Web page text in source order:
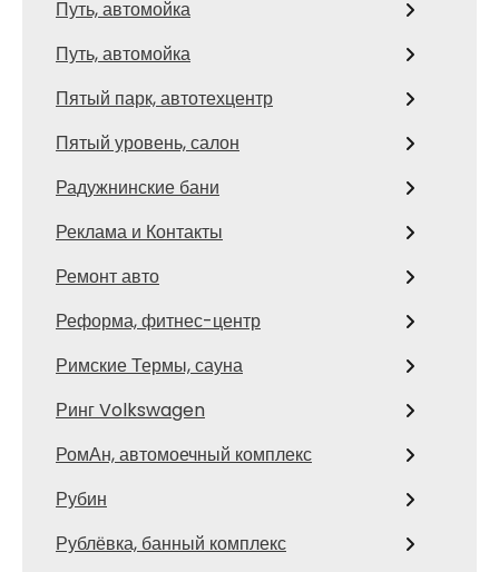
Путь, автомойка
Путь, автомойка
Пятый парк, автотехцентр
Пятый уровень, салон
Радужнинские бани
Реклама и Контакты
Ремонт авто
Реформа, фитнес-центр
Римские Термы, сауна
Ринг Volkswagen
РомАн, автомоечный комплекс
Рубин
Рублёвка, банный комплекс